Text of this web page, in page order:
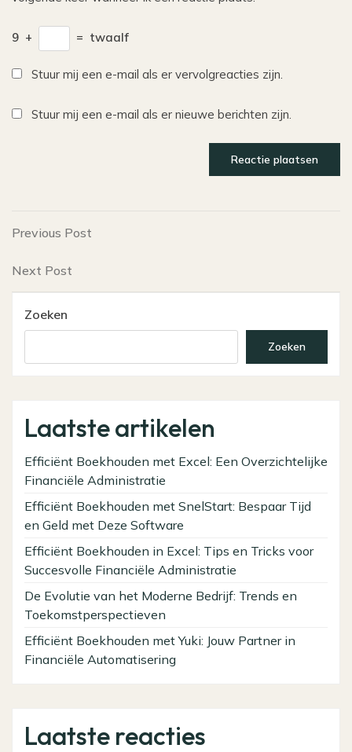
9 + = twaalf
Stuur mij een e-mail als er vervolgreacties zijn.
Stuur mij een e-mail als er nieuwe berichten zijn.
Bericht
navigatie
Previous
Previous Post
Next
Next Post
Zoeken
Zoeken
Laatste artikelen
Efficiënt Boekhouden met Excel: Een Overzichtelijke
Financiële Administratie
Efficiënt Boekhouden met SnelStart: Bespaar Tijd
en Geld met Deze Software
Efficiënt Boekhouden in Excel: Tips en Tricks voor
Succesvolle Financiële Administratie
De Evolutie van het Moderne Bedrijf: Trends en
Toekomstperspectieven
Efficiënt Boekhouden met Yuki: Jouw Partner in
Financiële Automatisering
Laatste reacties